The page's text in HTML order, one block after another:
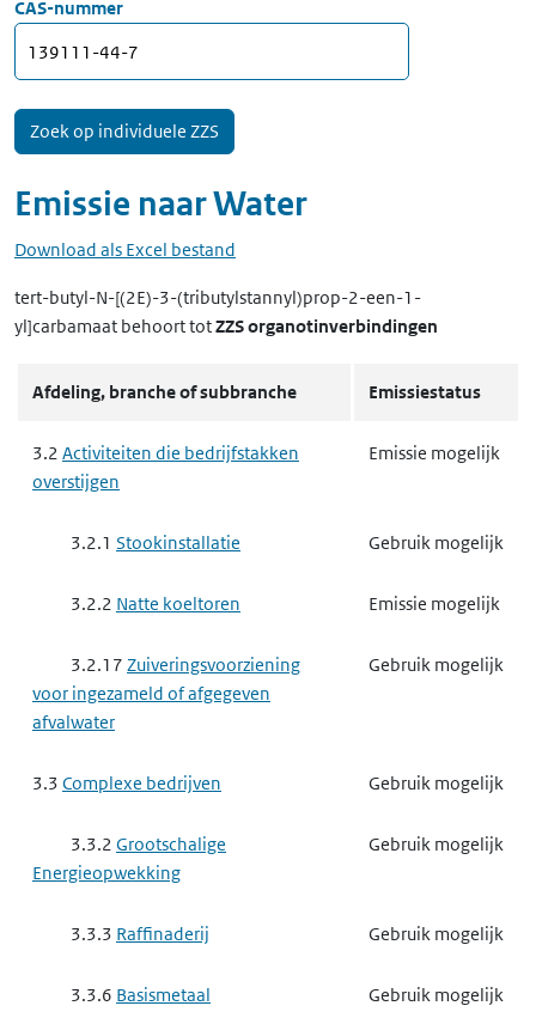
CAS-nummer
Emissie naarWater
Download als Excel bestand
tert-butyl-N-[(2E)-3-(tributylstannyl)prop-2-een-1-
yl]carbamaat behoort totZZS organotinverbindingen
Afdeling, branche of subbranche Emissiestatus
3.2 Activiteiten die bedrijfstakken
overstijgen
Emissie mogelijk
3.2.1 Stookinstallatie Gebruik mogelijk
3.2.2 Natte koeltoren Emissie mogelijk
3.2.17 Zuiveringsvoorziening
voor ingezameld of afgegeven
afvalwater
Gebruik mogelijk
3.3 Complexe bedrijven Gebruik mogelijk
3.3.2 Grootschalige
Energieopwekking
Gebruik mogelijk
3.3.3 Raffinaderij Gebruik mogelijk
3.3.6 Basismetaal Gebruik mogelijk